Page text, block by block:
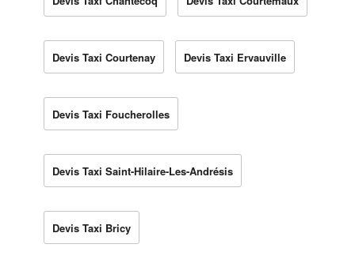
Devis Taxi Courtenay Devis Taxi Ervauville
Devis Taxi Foucherolles
Devis Taxi Saint-Hilaire-Les-Andrésis
Devis Taxi Bricy